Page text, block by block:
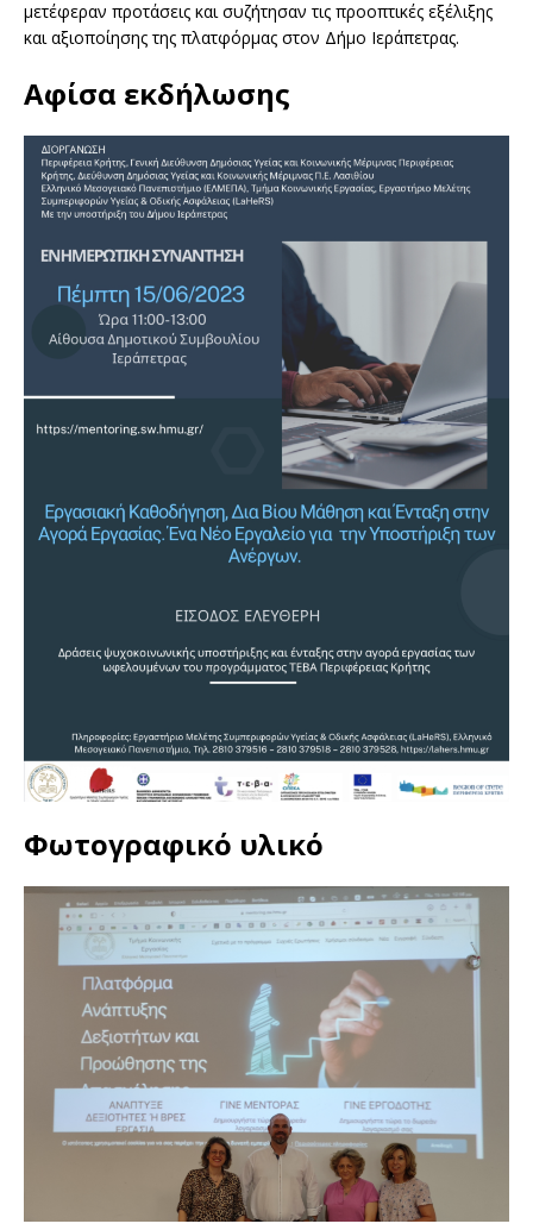
μετέφεραν προτάσεις και συζήτησαν τις προοπτικές εξέλιξης
και αξιοποίησης της πλατφόρμας στον Δήμο Ιεράπετρας.
Αφίσα εκδήλωσης
Φωτογραφικό υλικό